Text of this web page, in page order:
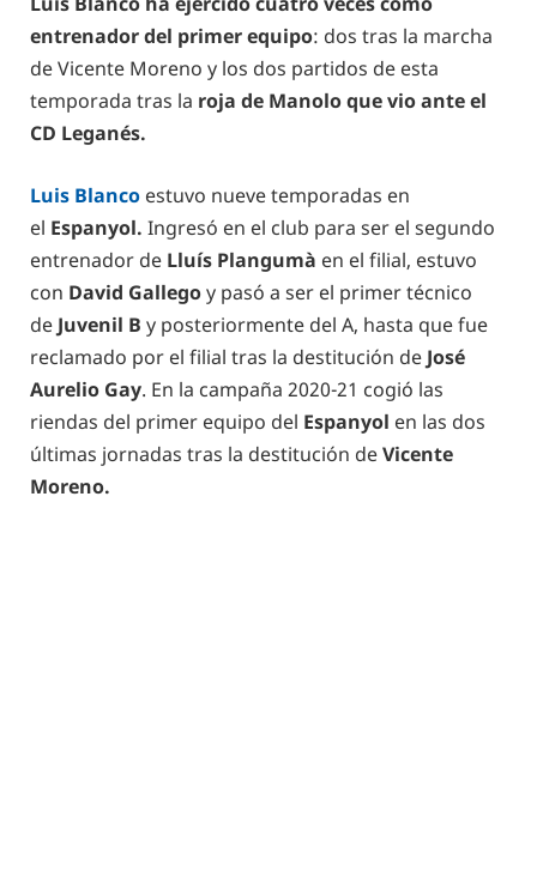
entrenador del primer equipo: dos tras la marcha
de Vicente Moreno y los dos partidos de esta
temporada tras la roja de Manolo que vio ante el
CD Leganés.
Luis Blanco estuvo nueve temporadas en
el Espanyol. Ingresó en el club para ser el segundo
entrenador de Lluís Plangumà en el filial, estuvo
con David Gallegoy pasó a ser el primer técnico
de Juvenil B y posteriormente del A, hasta que fue
reclamado por el filial tras la destitución de José
Aurelio Gay. En la campaña 2020-21 cogió las
riendas del primer equipo del Espanyol en las dos
últimas jornadas tras la destitución deVicente
Moreno.